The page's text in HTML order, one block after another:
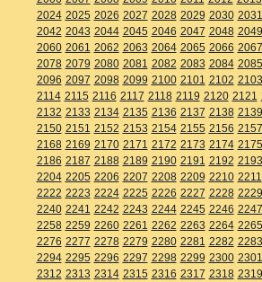
2024 2025 2026 2027 2028 2029 2030 2031
2042 2043 2044 2045 2046 2047 2048 2049
2060 2061 2062 2063 2064 2065 2066 2067
2078 2079 2080 2081 2082 2083 2084 2085
2096 2097 2098 2099 2100 2101 2102 2103
2114 2115 2116 2117 2118 2119 2120 2121
2132 2133 2134 2135 2136 2137 2138 2139
2150 2151 2152 2153 2154 2155 2156 2157
2168 2169 2170 2171 2172 2173 2174 2175
2186 2187 2188 2189 2190 2191 2192 2193
2204 2205 2206 2207 2208 2209 2210 2211
2222 2223 2224 2225 2226 2227 2228 2229
2240 2241 2242 2243 2244 2245 2246 2247
2258 2259 2260 2261 2262 2263 2264 2265
2276 2277 2278 2279 2280 2281 2282 2283
2294 2295 2296 2297 2298 2299 2300 2301
2312 2313 2314 2315 2316 2317 2318 2319